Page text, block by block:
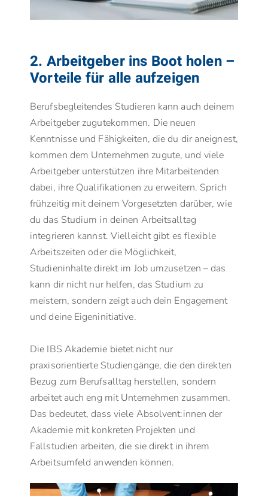
2. Arbeitgeber ins Boot holen –
Vorteile für alle aufzeigen
Berufsbegleitendes Studieren kann auch deinem
Arbeitgeber zugutekommen. Die neuen
Kenntnisse und Fähigkeiten, die du dir aneignest,
kommen dem Unternehmen zugute, und viele
Arbeitgeber unterstützen ihre Mitarbeitenden
dabei, ihre Qualifikationen zu erweitern. Sprich
frühzeitig mit deinem Vorgesetzten darüber, wie
du das Studium in deinen Arbeitsalltag
integrieren kannst. Vielleicht gibt es flexible
Arbeitszeiten oder die Möglichkeit,
Studieninhalte direkt im Job umzusetzen – das
kann dir nicht nur helfen, das Studium zu
meistern, sondern zeigt auch dein Engagement
und deine Eigeninitiative.
Die IBS Akademie bietet nicht nur
praxisorientierte Studiengänge, die den direkten
Bezug zum Berufsalltag herstellen, sondern
arbeitet auch eng mit Unternehmen zusammen.
Das bedeutet, dass viele Absolvent:innen der
Akademie mit konkreten Projekten und
Fallstudien arbeiten, die sie direkt in ihrem
Arbeitsumfeld anwenden können.